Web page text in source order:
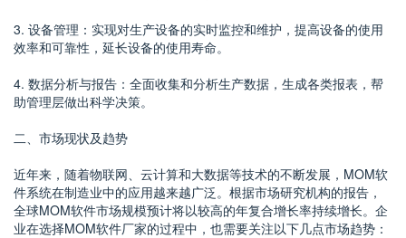
3. 设备管理：实现对生产设备的实时监控和维护，提高设备的使用
效率和可靠性，延长设备的使用寿命。
4. 数据分析与报告：全面收集和分析生产数据，生成各类报表，帮
助管理层做出科学决策。
二、市场现状及趋势
近年来，随着物联网、云计算和大数据等技术的不断发展，MOM软
件系统在制造业中的应用越来越广泛。根据市场研究机构的报告，
全球MOM软件市场规模预计将以较高的年复合增长率持续增长。企
业在选择MOM软件厂家的过程中，也需要关注以下几点市场趋势：